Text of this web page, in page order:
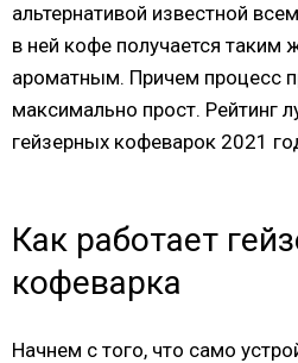
альтернативой известной
в ней кофе получается таким
ароматным. Причем процесс
максимально прост. Рейтинг
гейзерных кофеварок 2021
Как работает
кофеварка
Начнем с того, что само